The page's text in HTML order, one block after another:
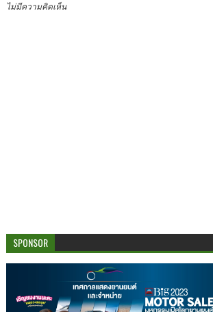
ไม่มีความคิดเห็น
SPONSOR